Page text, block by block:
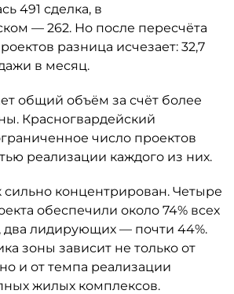
491 сделка, в
— 262. Но после пересчёта
разница исчезает: 32,7
в месяц.
общий объём за счёт более
Красногвардейский
число проектов
реализации каждого из них.
концентрирован. Четыре
обеспечили около 74% всех
два лидирующих — почти 44%.
зоны зависит не только от
и от темпа реализации
жилых комплексов.